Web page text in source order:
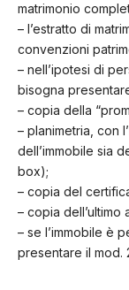
matrimonio
– l’estratto di
convenzioni
– nell’ipotesi di
bisogna
– copia della
– planimetria, con
dell’immobile sia
box);
– copia del
– copia dell’ultimo
– se l’immobile è
presentare il mod.